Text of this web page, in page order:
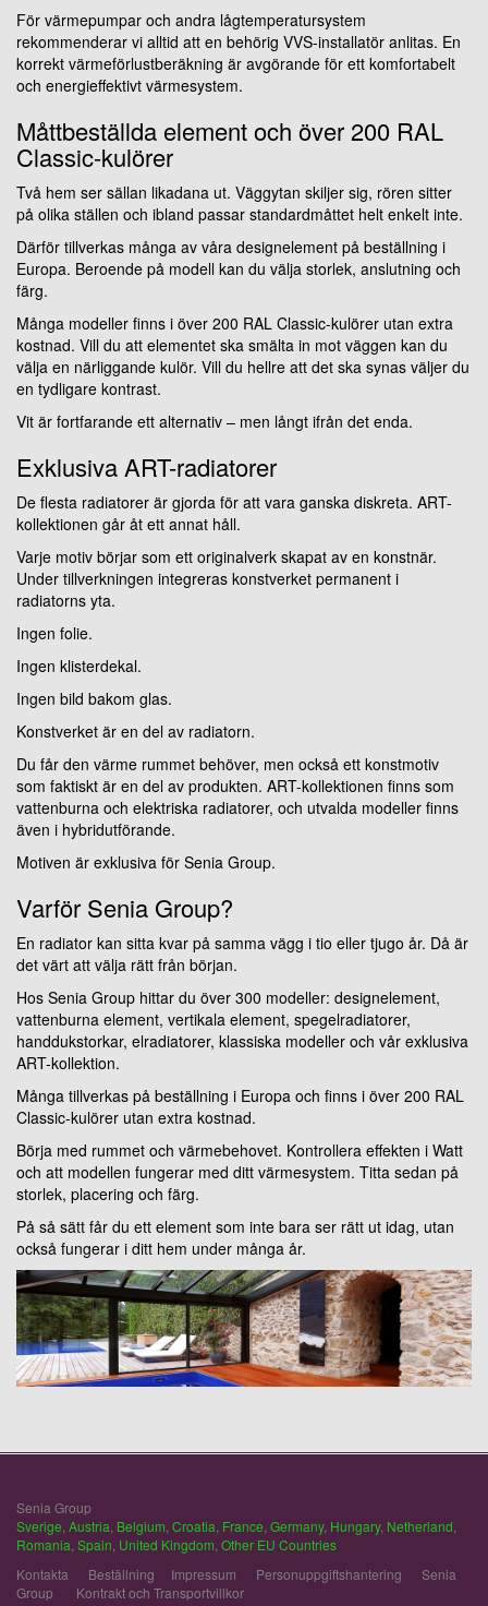
För värmepumpar och andra lågtemperatursystem
rekommenderar vi alltid att en behörig VVS-installatör anlitas. En
korrekt värmeförlustberäkning är avgörande för ett komfortabelt
och energieffektivt värmesystem.
Måttbeställda element och över 200 RAL
Classic-kulörer
Två hem ser sällan likadana ut. Väggytan skiljer sig, rören sitter
på olika ställen och ibland passar standardmåttet helt enkelt inte.
Därför tillverkas många av våra designelement på beställning i
Europa. Beroende på modell kan du välja storlek, anslutning och
färg.
Många modeller finns i över 200 RAL Classic-kulörer utan extra
kostnad. Vill du att elementet ska smälta in mot väggen kan du
välja en närliggande kulör. Vill du hellre att det ska synas väljer du
en tydligare kontrast.
Vit är fortfarande ett alternativ – men långt ifrån det enda.
Exklusiva ART-radiatorer
De flesta radiatorer är gjorda för att vara ganska diskreta. ART-
kollektionen går åt ett annat håll.
Varje motiv börjar som ett originalverk skapat av en konstnär.
Under tillverkningen integreras konstverket permanent i
radiatorns yta.
Ingen folie.
Ingen klisterdekal.
Ingen bild bakom glas.
Konstverket är en del av radiatorn.
Du får den värme rummet behöver, men också ett konstmotiv
som faktiskt är en del av produkten. ART-kollektionen finns som
vattenburna och elektriska radiatorer, och utvalda modeller finns
även i hybridutförande.
Motiven är exklusiva för Senia Group.
Varför Senia Group?
En radiator kan sitta kvar på samma vägg i tio eller tjugo år. Då är
det värt att välja rätt från början.
Hos Senia Group hittar du över 300 modeller: designelement,
vattenburna element, vertikala element, spegelradiatorer,
handdukstorkar, elradiatorer, klassiska modeller och vår exklusiva
ART-kollektion.
Många tillverkas på beställning i Europa och finns i över 200 RAL
Classic-kulörer utan extra kostnad.
Börja med rummet och värmebehovet. Kontrollera effekten i Watt
och att modellen fungerar med ditt värmesystem. Titta sedan på
storlek, placering och färg.
På så sätt får du ett element som inte bara ser rätt ut idag, utan
också fungerar i ditt hem under många år.
Senia Group
Sverige Austria Belgium Croatia France Germany, Hungary, Netherland
Romania Spain United Kingdom Other EU Countries
Kontakta
Beställning Impressum Personuppgiftshantering
Senia
Group
Kontrakt och Transportvillkor